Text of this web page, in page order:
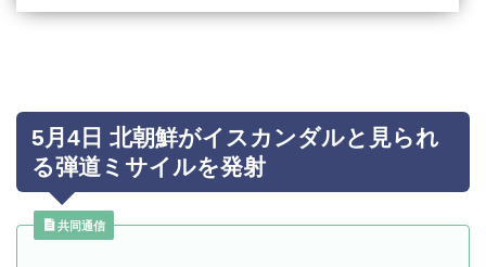
5月4日 北朝鮮がイスカンダルと見られ
る弾道ミサイルを発射
共同通信